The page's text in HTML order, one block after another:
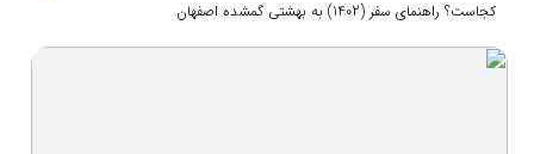
کجاست؟ راهنمای سفر (1402) به بهشتی گمشده اصفهان